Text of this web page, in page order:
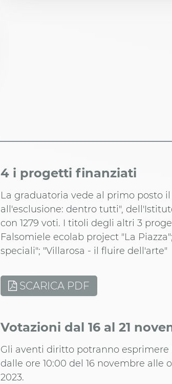
4 i progetti finanziati
La graduatoria vede al primo posto
all'esclusione: dentro tutti",
con 1279 voti. I titoli degli altri 3
Falsomiele ecolab project "La
speciali"; "Villarosa - il fluire dell'arte"
SCARICA PDF
Votazioni dal 16 al 21
Gli aventi diritto potranno esprimere
dalle ore 10:00 del 16 novembre alle
2023.